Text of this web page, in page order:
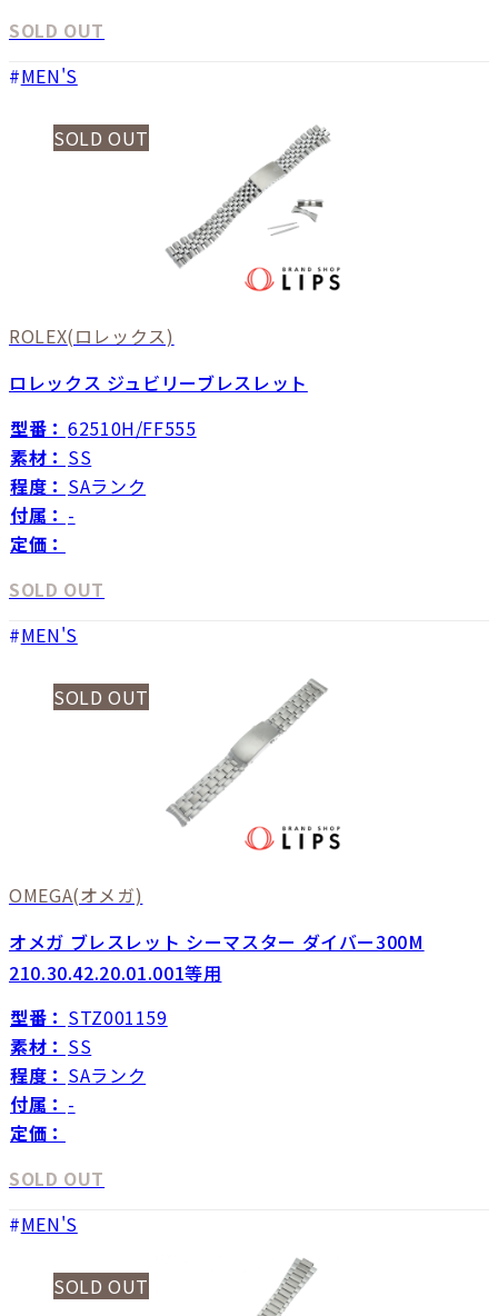
SOLD OUT
MEN'S
SOLD OUT
ROLEX(ロレックス)
ロレックス ジュビリーブレスレット
型番： 62510H/FF555
素材： SS
程度： SAランク
付属： -
定価：
SOLD OUT
MEN'S
SOLD OUT
OMEGA(オメガ)
オメガ ブレスレット シーマスター ダイバー300M
210.30.42.20.01.001等用
型番： STZ001159
素材： SS
程度： SAランク
付属： -
定価：
SOLD OUT
MEN'S
SOLD OUT